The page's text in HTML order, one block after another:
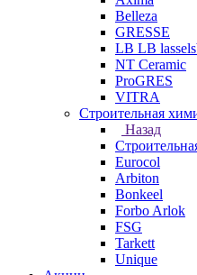
Belleza
GRESSE
LB LB
NT Ceramic
ProGRES
VITRA
Строительная
Назад
Eurocol
Arbiton
Bonkeel
Forbo Arlok
FSG
Tarkett
Unique